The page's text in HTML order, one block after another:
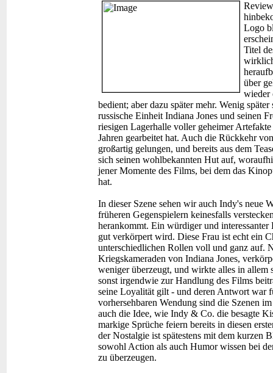
Logo
Titel
über
wieder
bedient; aber dazu später mehr. Wenig
russische Einheit Indiana Jones und seinen
riesigen Lagerhalle voller geheimer
Jahren gearbeitet hat. Auch die Rückkehr
großartig gelungen, und bereits aus dem
sich seinen wohlbekannten Hut auf,
jener Momente des Films, bei dem das
hat.
In dieser Szene sehen wir auch Indy's neue
früheren Gegenspielern keinesfalls
herankommt. Ein würdiger und
gut verkörpert wird. Diese Frau ist echt ein
unterschiedlichen Rollen voll und ganz auf.
Kriegskameraden von Indiana Jones,
weniger überzeugt, und wirkte alles in allem
sonst irgendwie zur Handlung des Films
seine Loyalität gilt - und deren Antwort war
vorhersehbaren Wendung sind die Szenen
auch die Idee, wie Indy & Co. die besagte
markige Sprüche feiern bereits in diesen
der Nostalgie ist spätestens mit dem kurzen
sowohl Action als auch Humor wissen bei
zu überzeugen.